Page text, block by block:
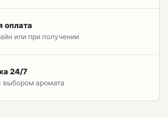
оплата
или при получении
24/7
аромата